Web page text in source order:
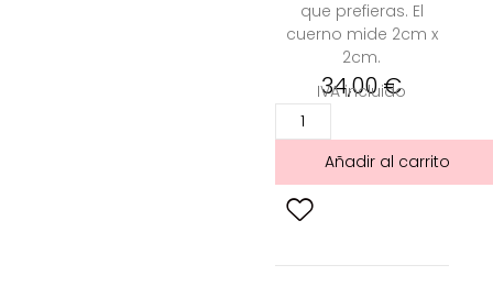
que prefieras. El
cuerno mide 2cm x
2cm.
34,00€
IVA incluido
Añadir al carrito